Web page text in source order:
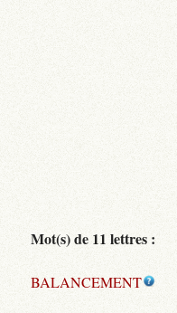
Mot(s) de 11 lettres :
BALANCEMENT